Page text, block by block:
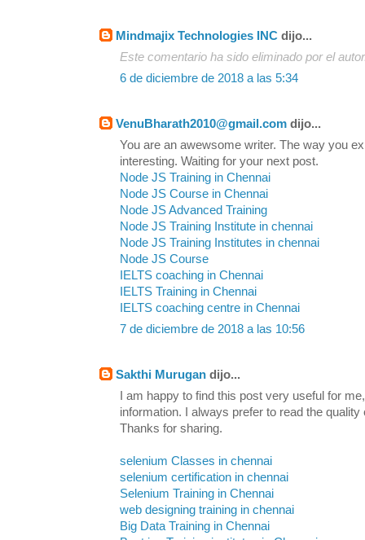
Mindmajix Technologies INC dijo...
Este comentario ha sido eliminado por el
6 de diciembre de 2018 a las 5:34
VenuBharath2010@gmail.com dijo...
You are an awewsome writer. The way you
interesting. Waiting for your next post.
Node JS Training in Chennai
Node JS Course in Chennai
Node JS Advanced Training
Node JS Training Institute in chennai
Node JS Training Institutes in chennai
Node JS Course
IELTS coaching in Chennai
IELTS Training in Chennai
IELTS coaching centre in Chennai
7 de diciembre de 2018 a las 10:56
Sakthi Murugan dijo...
I am happy to find this post very useful for
information. I always prefer to read the
Thanks for sharing.
selenium Classes in chennai
selenium certification in chennai
Selenium Training in Chennai
web designing training in chennai
Big Data Training in Chennai